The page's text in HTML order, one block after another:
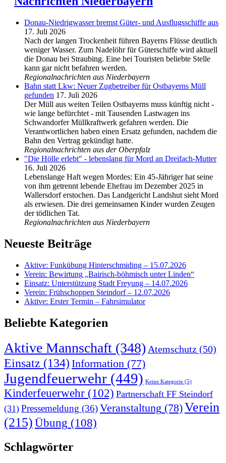
Donau-Niedrigwasser bremst Güter- und Ausflugsschiffe aus
17. Juli 2026
Nach der langen Trockenheit führen Bayerns Flüsse deutlich
weniger Wasser. Zum Nadelöhr für Güterschiffe wird aktuell
die Donau bei Straubing. Eine bei Touristen beliebte Stelle
kann gar nicht befahren werden.
Regionalnachrichten aus Niederbayern
Bahn statt Lkw: Neuer Zugbetreiber für Ostbayerns Müll
gefunden 17. Juli 2026
Der Müll aus weiten Teilen Ostbayerns muss künftig nicht -
wie lange befürchtet - mit Tausenden Lastwagen ins
Schwandorfer Müllkraftwerk gefahren werden. Die
Verantwortlichen haben einen Ersatz gefunden, nachdem die
Bahn den Vertrag gekündigt hatte.
Regionalnachrichten aus der Oberpfalz
"Die Hölle erlebt" - lebenslang für Mord an Dreifach-Mutter
16. Juli 2026
Lebenslange Haft wegen Mordes: Ein 45-Jähriger hat seine
von ihm getrennt lebende Ehefrau im Dezember 2025 in
Wallersdorf erstochen. Das Landgericht Landshut sieht Mord
als erwiesen. Die drei gemeinsamen Kinder wurden Zeugen
der tödlichen Tat.
Regionalnachrichten aus Niederbayern
Neueste Beiträge
Aktive: Funkübung Hinterschmiding – 15.07.2026
Verein: Bewirtung „Bairisch-böhmisch unter Linden“
Einsatz: Unterstützung Stadt Freyung – 14.07.2026
Verein: Frühschoppen Steindorf – 12.07.2026
Aktive: Erster Termin – Fahrsimulator
Beliebte Kategorien
Aktive Mannschaft (348) Atemschutz (50)
Einsatz (134) Information (77)
Jugendfeuerwehr (449) Keine Kategorie (5)
Kinderfeuerwehr (102) Partnerschaft FF Steindorf
(31) Pressemeldung (36)Veranstaltung (78)Verein
(215)Übung (108)
Schlagwörter